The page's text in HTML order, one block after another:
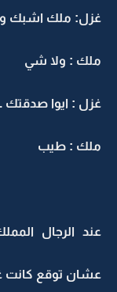
غزل: ملك اشبك
ملك : ولا شي
غزل : ايوا صدقتك
ملك : طيب
عند الرجال
عشان توقع كانت